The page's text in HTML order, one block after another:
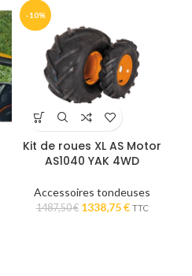
-10%
Kit de roues XL AS Motor
AS1040 YAK 4WD
Accessoires tondeuses
1487,50€ Le
1338,75€Le
TTC